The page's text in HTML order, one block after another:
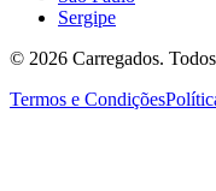
Sergipe
© 2026 Carregados.
Termos e Condições